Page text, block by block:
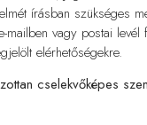
írásban szükséges
mailben vagy postai levél
elérhetőségekre.
cselekvőképes